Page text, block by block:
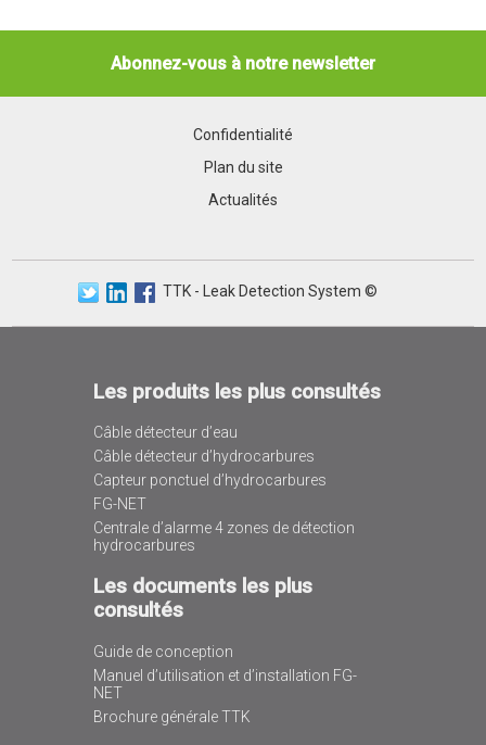
Abonnez-vous à notre newsletter
Confidentialité
Plan du site
Actualités
TTK - Leak Detection System ©
Les produits les plus consultés
Câble détecteur d’eau
Câble détecteur d’hydrocarbures
Capteur ponctuel d’hydrocarbures
FG-NET
Centrale d’alarme 4 zones de détection
hydrocarbures
Les documents les plus
consultés
Guide de conception
Manuel d’utilisation et d’installation FG-
NET
Brochure générale TTK